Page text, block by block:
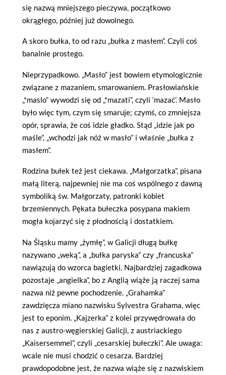
się nazwą mniejszego pieczywa, początkowo
okrągłego, później już dowolnego.
A skoro bułka, to od razu „bułka z masłem”. Czyli coś
banalnie prostego.
Nieprzypadkowo. „Masło” jest bowiem etymologicznie
związane z mazaniem, smarowaniem. Prasłowiańskie
„*maslo” wywodzi się od „*mazati”, czyli ‘mazać’. Masło
było więc tym, czym się smaruje; czymś, co zmniejsza
opór, sprawia, że coś idzie gładko. Stąd „idzie jak po
maśle”, „wchodzi jak nóż w masło” i właśnie „bułka z
masłem”.
Rodzina bułek też jest ciekawa. „Małgorzatka”, pisana
małą literą, najpewniej nie ma coś wspólnego z dawną
symboliką św. Małgorzaty, patronki kobiet
brzemiennych. Pękata bułeczka posypana makiem
mogła kojarzyć się z płodnością i dostatkiem.
Na Śląsku mamy „żymłę”, w Galicji długą bułkę
nazywano „weką”, a „bułka paryska” czy „francuska”
nawiązują do wzorca bagietki. Najbardziej zagadkowa
pozostaje „angielka”, bo z Anglią wiąże ją raczej sama
nazwa niż pewne pochodzenie. „Grahamka”
zawdzięcza miano nazwisku Sylvestra Grahama, więc
jest to eponim. „Kajzerka” z kolei przywędrowała do
nas z austro-węgierskiej Galicji, z austriackiego
„Kaisersemmel”, czyli „cesarskiej bułeczki”. Ale uwaga:
wcale nie musi chodzić o cesarza. Bardziej
prawdopodobne jest, że nazwa wiąże się z nazwiskiem